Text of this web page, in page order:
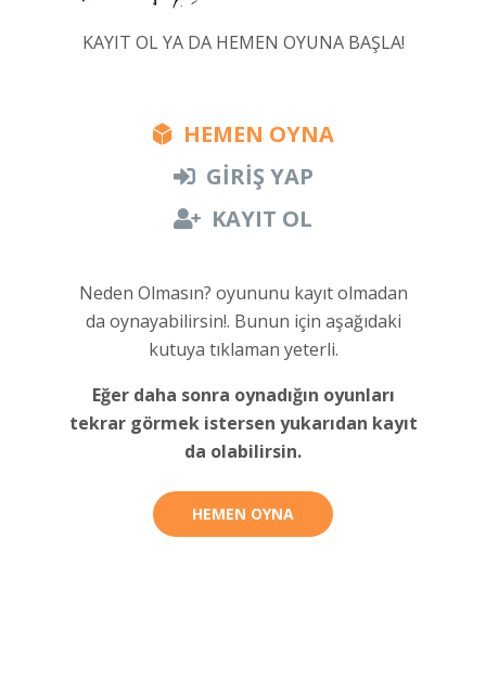
KAYIT OL YA DA HEMEN OYUNA BAŞLA!
HEMEN OYNA
GİRİŞ YAP
KAYIT OL
Neden Olmasın? oyununu kayıt olmadan
da oynayabilirsin!. Bunun için aşağıdaki
kutuya tıklaman yeterli.
Eğer daha sonra oynadığın oyunları
tekrar görmek istersen yukarıdan kayıt
da olabilirsin.
HEMEN OYNA